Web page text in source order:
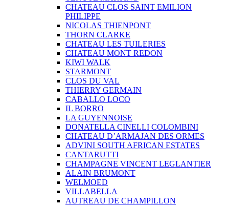
CHATEAU CLOS SAINT EMILION
PHILIPPE
NICOLAS THIENPONT
THORN CLARKE
CHATEAU LES TUILERIES
CHATEAU MONT REDON
KIWI WALK
STARMONT
CLOS DU VAL
THIERRY GERMAIN
CABALLO LOCO
IL BORRO
LA GUYENNOISE
DONATELLA CINELLI COLOMBINI
CHATEAU D’ARMAJAN DES ORMES
ADVINI SOUTH AFRICAN ESTATES
CANTARUTTI
CHAMPAGNE VINCENT LEGLANTIER
ALAIN BRUMONT
WELMOED
VILLABELLA
AUTREAU DE CHAMPILLON